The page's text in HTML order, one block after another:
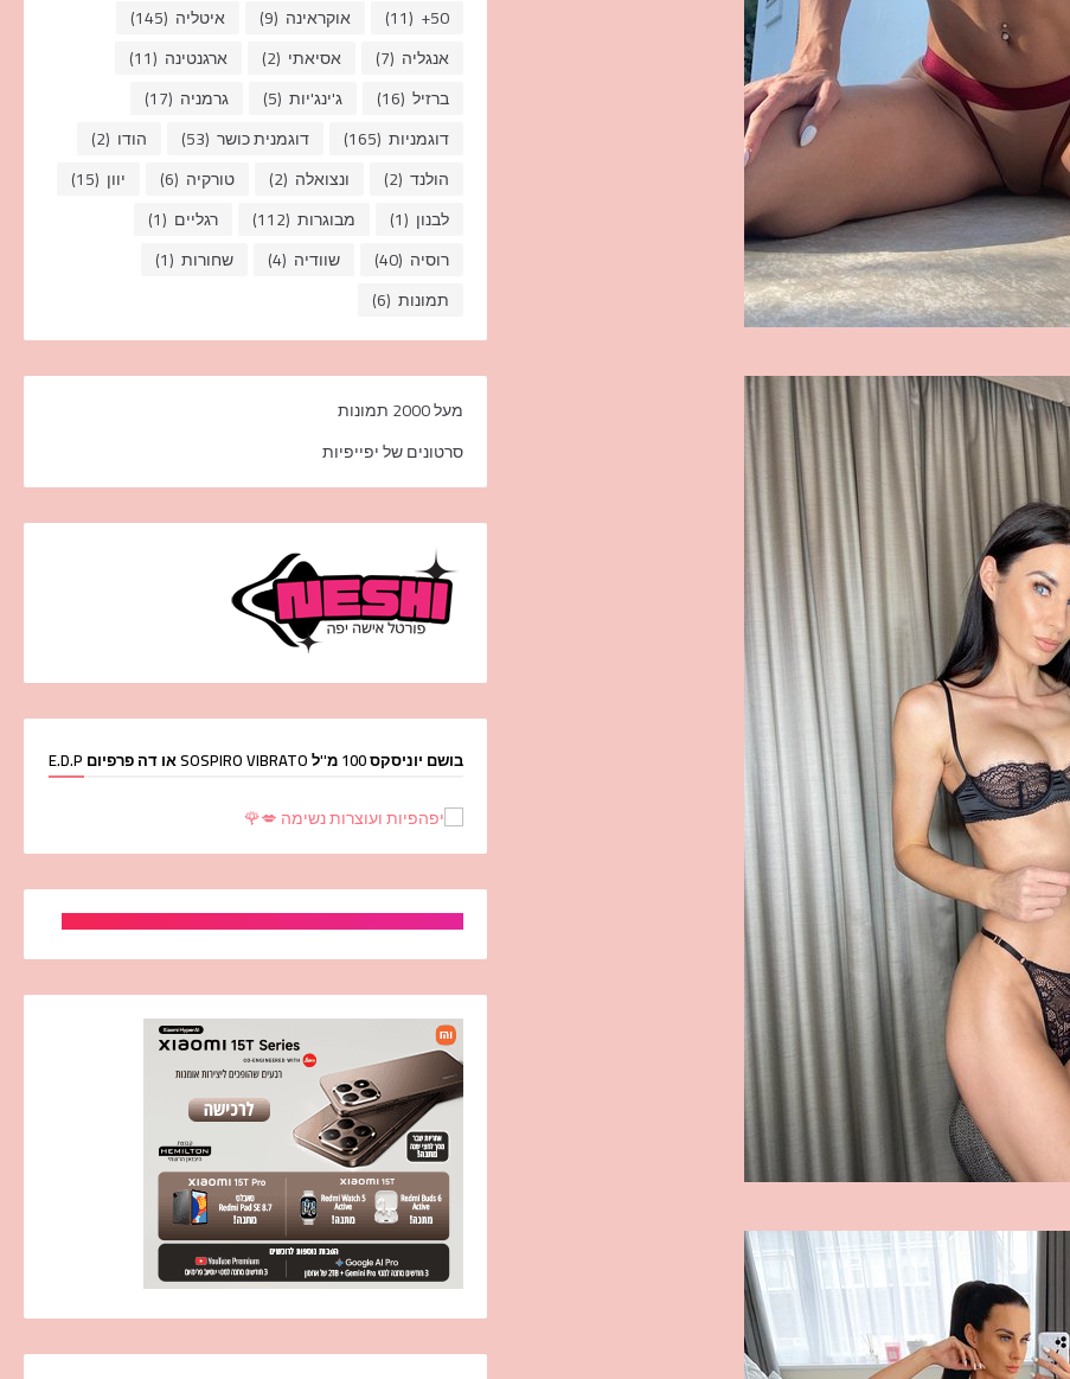
50+
(11) אוקראינה (9) איטליה (145)
אנגליה (7) אסיאתי (2) ארגנטינה (11)
ברזיל (16) ג'ינג'יות (5) גרמניה (17)
דוגמניות (165) דוגמנית כושר (53) הודו (2)
הולנד (2) ונצואלה (2) טורקיה (6) יוון (15)
לבנון (1) מבוגרות (112) רגליים (1)
רוסיה (40) שוודיה (4) שחורות (1)
תמונות (6)
מעל 2000 תמונות
סרטונים של יפייפיות
בושם יוניסקס 100 מ''ל SOSPIRO VIBRATO או דה פרפיום E.D.P